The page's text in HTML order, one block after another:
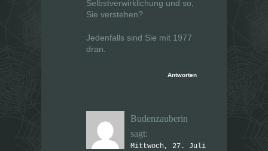
Selbstverwirklichung und so,
Sie verstehen?
Jedenfalls sind Sie mit 1977
dran.
Antworten
Budenzauberin
sagt:
Mittwoch, 27. Juli